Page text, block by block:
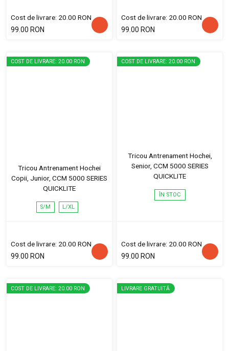
Cost de livrare: 20.00 RON
99.00 RON
Cost de livrare: 20.00 RON
99.00 RON
COST DE LIVRARE: 20.00 RON
Tricou Antrenament Hochei
Copii, Junior, CCM 5000 SERIES
QUICKLITE
S/M L/XL
Cost de livrare: 20.00 RON
99.00 RON
COST DE LIVRARE: 20.00 RON
Tricou Antrenament Hochei,
Senior, CCM 5000 SERIES
QUICKLITE
ÎN STOC
Cost de livrare: 20.00 RON
99.00 RON
COST DE LIVRARE: 20.00 RON LIVRARE GRATUITĂ